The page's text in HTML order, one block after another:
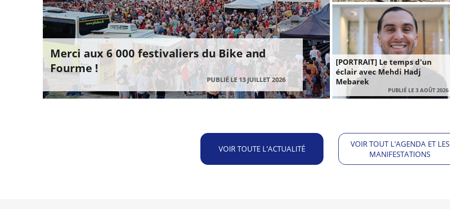
Merci aux 6 000 festivaliers du Bike and
Fourme !
PUBLIÉ LE 13 JUILLET 2026
[PORTRAIT] Le temps d'un
éclair avec Mehdi Hadj
Mebarek
PUBLIÉ LE 3 AOÛT 2026
VOIR TOUTE L'ACTUALITÉ
VOIR TOUT L'AGENDA ET LES
MANIFESTATIONS